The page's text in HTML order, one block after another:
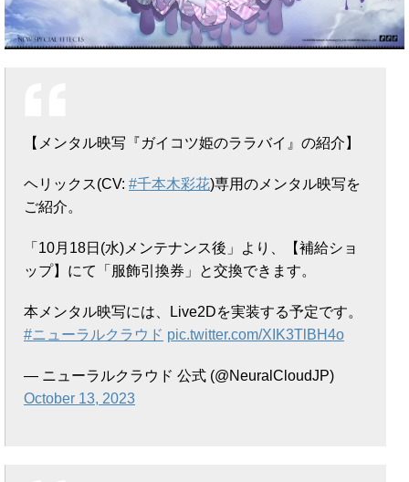
【メンタル映写『ガイコツ姫のララバイ』の紹介】
ヘリックス(CV: #千本木彩花)専用のメンタル映写を
ご紹介。
「10月18日(水)メンテナンス後」より、【補給ショ
ップ】にて「服飾引換券」と交換できます。
本メンタル映写には、Live2Dを実装する予定です。
#ニューラルクラウド pic.twitter.com/XIK3TlBH4o
— ニューラルクラウド 公式 (@NeuralCloudJP)
October 13, 2023